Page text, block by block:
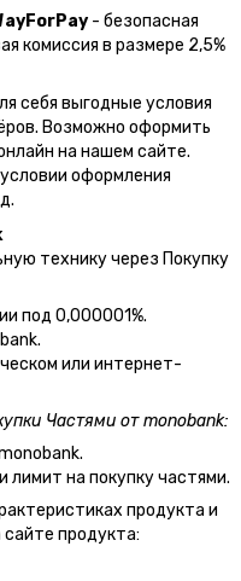
- безопасная
комиссия в размере 2,5%
себя выгодные условия
Возможно оформить
на нашем сайте.
оформления
технику через Покупку
под 0,000001%.
или интернет-
Частями от monobank:
лимит на покупку частями.
продукта и
продукта: